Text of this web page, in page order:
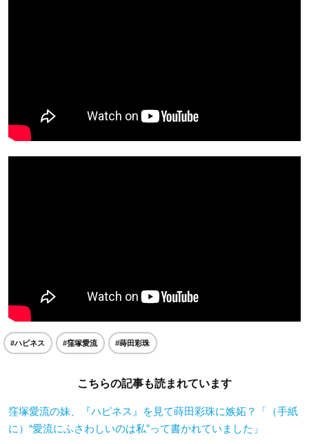
#ハピネス #窪塚愛流 #蒔田彩珠
こちらの記事も読まれています
窪塚愛流の妹、『ハピネス』を見て蒔田彩珠に嫉妬？「（手紙
に）“愛流にふさわしいのは私”って書かれていました」